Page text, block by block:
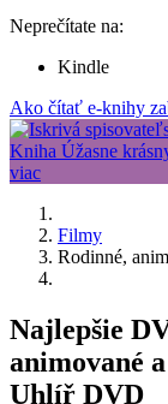
Neprečítate na:
Kindle
Ako čítať e-knihy
Filmy
Rodinné,
Najlepšie
animované
Uhlíř DVD